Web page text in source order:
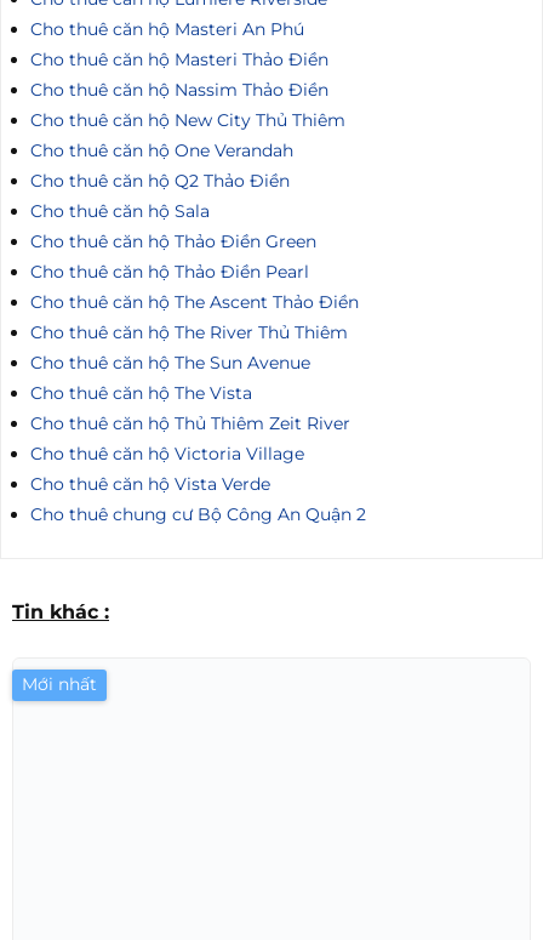
Cho thuê căn hộ Lexington
Cho thuê căn hộ Lumiere Riverside
Cho thuê căn hộ Masteri An Phú
Cho thuê căn hộ Masteri Thảo Điền
Cho thuê căn hộ Nassim Thảo Điền
Cho thuê căn hộ New City Thủ Thiêm
Cho thuê căn hộ One Verandah
Cho thuê căn hộ Q2 Thảo Điền
Cho thuê căn hộ Sala
Cho thuê căn hộ Thảo Điền Green
Cho thuê căn hộ Thảo Điền Pearl
Cho thuê căn hộ The Ascent Thảo Điền
Cho thuê căn hộ The River Thủ Thiêm
Cho thuê căn hộ The Sun Avenue
Cho thuê căn hộ The Vista
Cho thuê căn hộ Thủ Thiêm Zeit River
Cho thuê căn hộ Victoria Village
Cho thuê căn hộ Vista Verde